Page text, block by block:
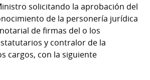
solicitando la aprobación del
de la personería jurídica
de firmas del o los
y contralor de la
cargos, con la siguiente